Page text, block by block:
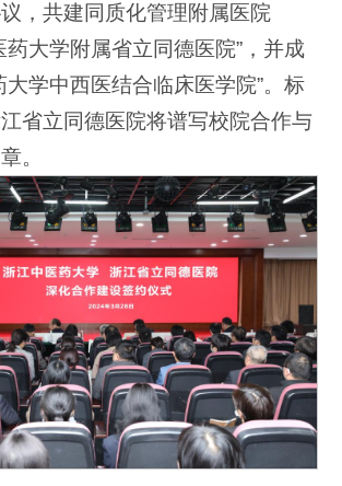
，共建同质化管理附属医院
大学附属省立同德医院”，并成
大学中西医结合临床医学院”。标
省立同德医院将谱写校院合作与
。